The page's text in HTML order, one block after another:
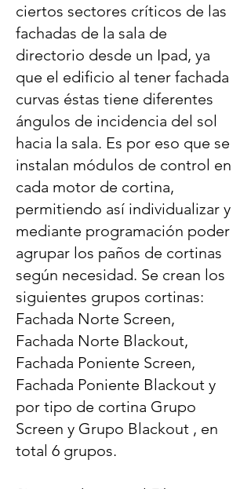
ciertos sectores críticos de las
fachadas de la sala de
directorio desde un Ipad, ya
que el edificio al tener fachada
curvas éstas tiene diferentes
ángulos de incidencia del sol
hacia la sala. Es por eso que se
instalan módulos de control en
cada motor de cortina,
permitiendo así individualizar y
mediante programación poder
agrupar los paños de cortinas
según necesidad. Se crean los
siguientes grupos cortinas:
Fachada Norte Screen,
Fachada Norte Blackout,
Fachada Poniente Screen,
Fachada Poniente Blackout y
por tipo de cortina Grupo
Screen y Grupo Blackout , en
total 6 grupos.